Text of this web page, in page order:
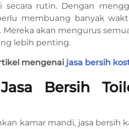
secara rutin. Dengan
membuang banyak
Mereka akan mengurus
lebih penting.
mengenai jasa bersih
Bersih
kamar mandi, jasa bersih